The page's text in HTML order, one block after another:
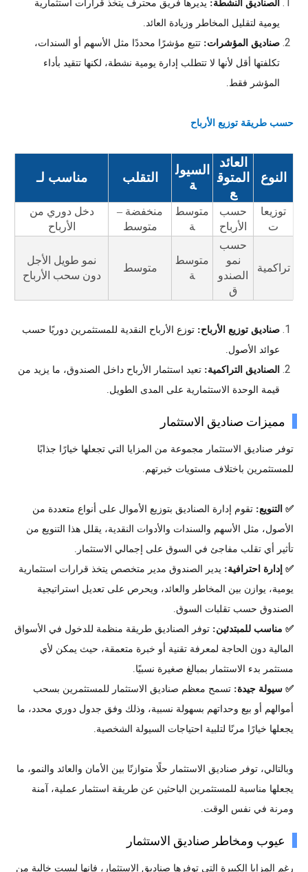
الصناديق النشطة: يديرها فريق محترف يتخذ قرارات استثمارية
يومية لتقليل المخاطر وزيادة العائد.
صناديق المؤشرات: تتبع مؤشرًا محددًا مثل الأسهم أو السندات،
تكلفتها أقل لأنها لا تتطلب إدارة يومية نشطة، لكنها تتقيد بأداء
المؤشر فقط.
حسب طريقة توزيع الأرباح
النوع
العائد
المتوق
ع
السيول
ة
التقلب مناسب لـ
توزيعا
ت
حسب
الأرباح
متوسط
ة
منخفضة –
متوسط
دخل دوري من
الأرباح
تراكمية
حسب
نمو
الصندو
ق
متوسط
ة
متوسط
نمو طويل الأجل
دون سحب الأرباح
صناديق توزيع الأرباح: توزع الأرباح النقدية للمستثمرين دوريًا حسب
عوائد الأصول.
الصناديق التراكمية: تعيد استثمار الأرباح داخل الصندوق، ما يزيد من
قيمة الوحدة الاستثمارية على المدى الطويل.
مميزات صناديق الاستثمار
توفر صناديق الاستثمار مجموعة من المزايا التي تجعلها خيارًا جذابًا
للمستثمرين باختلاف مستويات خبرتهم.
✅ التنويع: تقوم إدارة الصناديق بتوزيع الأموال على أنواع متعددة من
الأصول، مثل الأسهم والسندات والأدوات النقدية، يقلل هذا التنويع من
تأثير أي تقلب مفاجئ في السوق على إجمالي الاستثمار.
✅ إدارة احترافية: يدير الصندوق مدير متخصص يتخذ قرارات استثمارية
يومية، يوازن بين المخاطر والعائد، ويحرص على تعديل استراتيجية
الصندوق حسب تقلبات السوق.
✅ مناسب للمبتدئين: توفر الصناديق طريقة منظمة للدخول في الأسواق
المالية دون الحاجة لمعرفة تقنية أو خبرة متعمقة، حيث يمكن لأي
مستثمر بدء الاستثمار بمبالغ صغيرة نسبيًا.
✅ سيولة جيدة: تسمح معظم صناديق الاستثمار للمستثمرين بسحب
أموالهم أو بيع وحداتهم بسهولة نسبية، وذلك وفق جدول دوري محدد، ما
يجعلها خيارًا مرنًا لتلبية احتياجات السيولة الشخصية.
وبالتالي، توفر صناديق الاستثمار حلًا متوازنًا بين الأمان والعائد والنمو، ما
يجعلها مناسبة للمستثمرين الباحثين عن طريقة استثمار عملية، آمنة
ومرنة في نفس الوقت.
عيوب ومخاطر صناديق الاستثمار
رغم المزايا الكبيرة التي توفرها صناديق الاستثمار، فإنها ليست خالية من